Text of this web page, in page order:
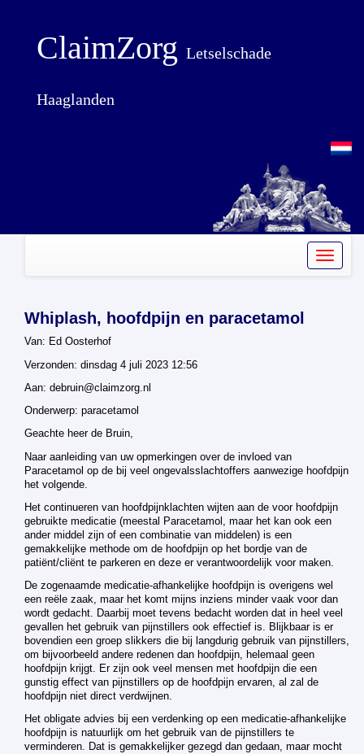
ClaimZorg Letselschade
Haaglanden
Toggle
Whiplash, hoofdpijn en paracetamol
Van: Ed Oosterhof
Verzonden: dinsdag 4 juli 2023 12:56
Aan: debruin@claimzorg.nl
Onderwerp: paracetamol
Geachte heer de Bruin,
Naar aanleiding van uw opmerkingen over de invloed van
Paracetamol op de bij veel ongevalsslachtoffers aanwezige hoofdpijn
het volgende.
Het continueren van hoofdpijnklachten wijten aan de voor hoofdpijn
gebruikte medicatie (meestal Paracetamol, maar het kan ook een
ander middel zijn of een combinatie van middelen) is een
gemakkelijke methode om de hoofdpijn op het bordje van de
patiënt/cliënt te parkeren en deze er verantwoordelijk voor maken.
De zogenaamde medicatie-afhankelijke hoofdpijn is overigens wel
een reële zaak, maar het komt mijns inziens minder vaak voor dan
wordt gedacht. Daarbij moet tevens bedacht worden dat in heel veel
gevallen het gebruik van pijnstillers ook effectief is. Blijkbaar is er
bovendien een groep slikkers die bij langdurig gebruik van pijnstillers,
om bijvoorbeeld andere redenen dan hoofdpijn, helemaal geen
hoofdpijn krijgt. Er zijn ook veel mensen met hoofdpijn die een
gunstig effect van pijnstillers op de hoofdpijn ervaren, al zal de
hoofdpijn niet direct verdwijnen.
Het obligate advies bij een verdenking op een medicatie-afhankelijke
hoofdpijn is natuurlijk om het gebruik van de pijnstillers te
verminderen. Dat is gemakkelijker gezegd dan gedaan, maar mocht